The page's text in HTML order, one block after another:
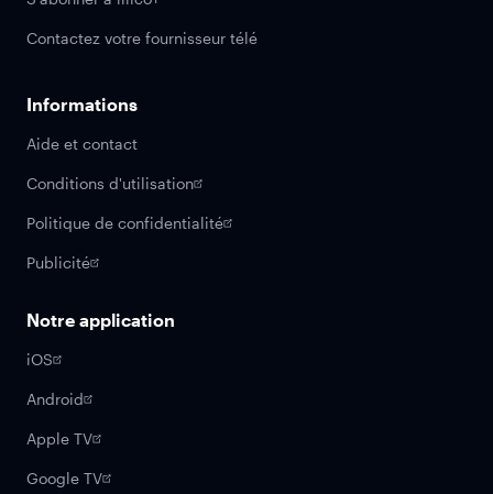
Contactez votre fournisseur télé
Informations
Aide et contact
Conditions d'utilisation
Politique de confidentialité
Publicité
Notre application
iOS
Android
Apple TV
Google TV